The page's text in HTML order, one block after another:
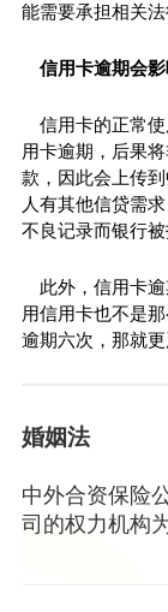
能需要承担相关法
信用卡逾期会
信用卡的正常
用卡逾期，后果
款，因此会上传到
人有其他信贷需
不良记录而银行被
此外，信用卡
用信用卡也不是
逾期六次，那就
婚姻法
中外合资保险
司的权力机构